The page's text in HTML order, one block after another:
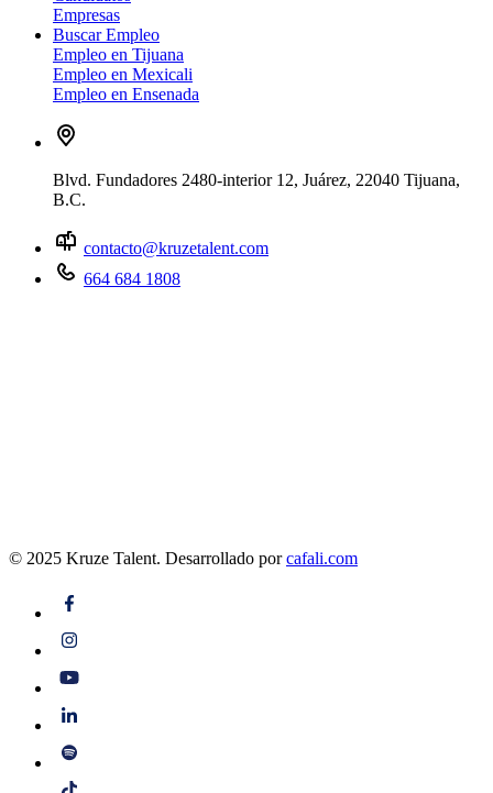
Empresas
Buscar Empleo
Empleo en Tijuana
Empleo en Mexicali
Empleo en Ensenada
Blvd. Fundadores 2480-interior 12, Juárez, 22040 Tijuana,
B.C.
contacto@kruzetalent.com
664 684 1808
© 2025 Kruze Talent. Desarrollado porcafali.com